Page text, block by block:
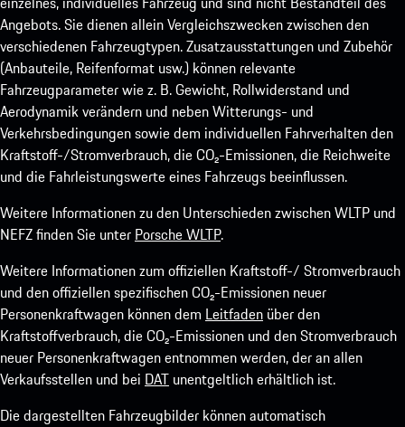
Angebots. Sie dienen allein Vergleichszwecken zwischen den
verschiedenen Fahrzeugtypen. Zusatzausstattungen und Zubehör
(Anbauteile, Reifenformat usw.) können relevante
Fahrzeugparameter wie z. B. Gewicht, Rollwiderstand und
Aerodynamik verändern und neben Witterungs- und
Verkehrsbedingungen sowie dem individuellen Fahrverhalten den
Kraftstoff-/Stromverbrauch, die CO₂-Emissionen, die Reichweite
und die Fahrleistungswerte eines Fahrzeugs beeinflussen.
Weitere Informationen zu den Unterschieden zwischen WLTP und
NEFZ finden Sie unter Porsche WLTP.
Weitere Informationen zum offiziellen Kraftstoff-/ Stromverbrauch
und den offiziellen spezifischen CO₂-Emissionen neuer
Personenkraftwagen können dem Leitfaden über den
Kraftstoffverbrauch, die CO₂-Emissionen und den Stromverbrauch
neuer Personenkraftwagen entnommen werden, der an allen
Verkaufsstellen und bei DAT unentgeltlich erhältlich ist.
Die dargestellten Fahrzeugbilder können automatisch